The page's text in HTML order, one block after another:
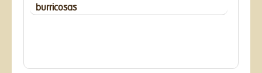
burricosas